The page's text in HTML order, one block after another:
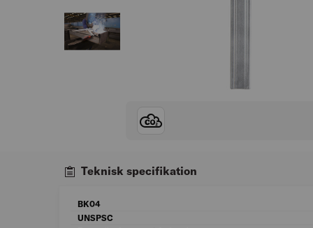
Teknisk specifikation
BK04
UNSPSC